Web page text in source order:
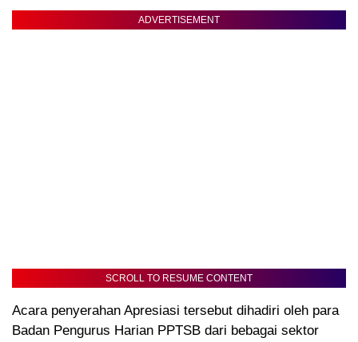
ADVERTISEMENT
SCROLL TO RESUME CONTENT
Acara penyerahan Apresiasi tersebut dihadiri oleh para
Badan Pengurus Harian PPTSB dari bebagai sektor